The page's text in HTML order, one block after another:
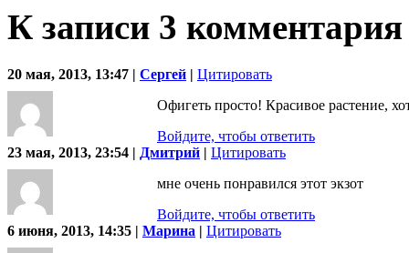
К записи 3 комментария
20 мая, 2013, 13:47 | Сергей | Цитировать
Офигеть просто! Красивое растение,
Войдите, чтобы ответить
23 мая, 2013, 23:54 | Дмитрий | Цитировать
мне очень понравился этот экзот
Войдите, чтобы ответить
6 июня, 2013, 14:35 | Марина | Цитировать